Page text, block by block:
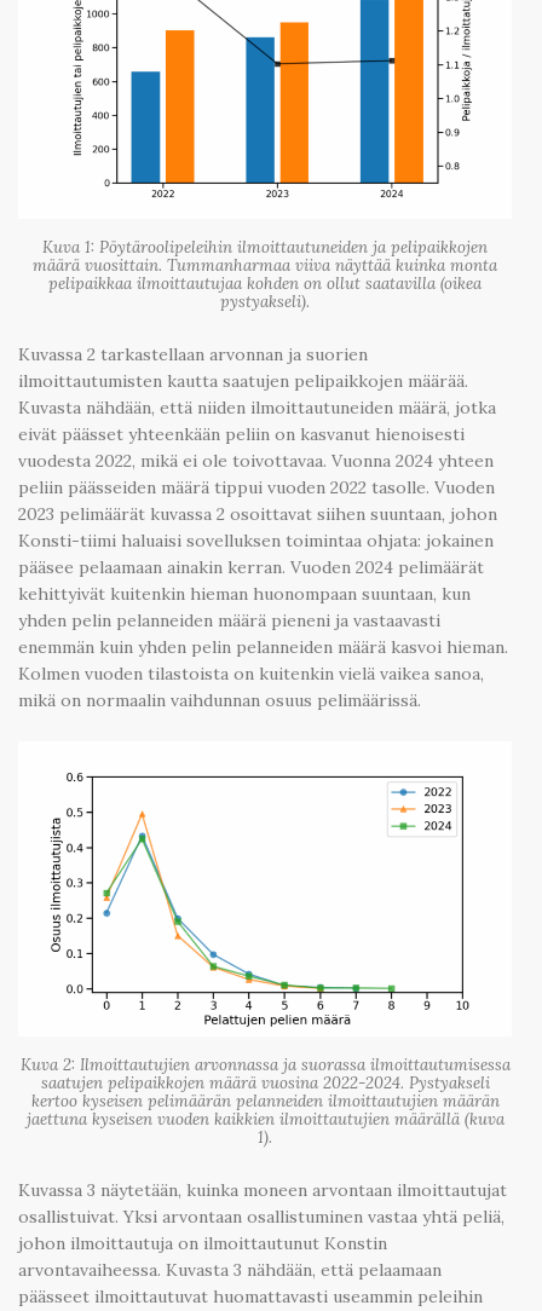
Kuva 1: Pöytäroolipeleihin ilmoittautuneiden ja pelipaikkojen
määrä vuosittain. Tummanharmaa viiva näyttää kuinka monta
pelipaikkaa ilmoittautujaa kohden on ollut saatavilla (oikea
pystyakseli).
Kuvassa 2 tarkastellaan arvonnan ja suorien
ilmoittautumisten kautta saatujen pelipaikkojen määrää.
Kuvasta nähdään, että niiden ilmoittautuneiden määrä, jotka
eivät päässet yhteenkään peliin on kasvanut hienoisesti
vuodesta 2022, mikä ei ole toivottavaa. Vuonna 2024 yhteen
peliin päässeiden määrä tippui vuoden 2022 tasolle. Vuoden
2023 pelimäärät kuvassa 2 osoittavat siihen suuntaan, johon
Konsti-tiimi haluaisi sovelluksen toimintaa ohjata: jokainen
pääsee pelaamaan ainakin kerran. Vuoden 2024 pelimäärät
kehittyivät kuitenkin hieman huonompaan suuntaan, kun
yhden pelin pelanneiden määrä pieneni ja vastaavasti
enemmän kuin yhden pelin pelanneiden määrä kasvoi hieman.
Kolmen vuoden tilastoista on kuitenkin vielä vaikea sanoa,
mikä on normaalin vaihdunnan osuus pelimäärissä.
Kuva 2: Ilmoittautujien arvonnassa ja suorassa ilmoittautumisessa
saatujen pelipaikkojen määrä vuosina 2022-2024. Pystyakseli
kertoo kyseisen pelimäärän pelanneiden ilmoittautujien määrän
jaettuna kyseisen vuoden kaikkien ilmoittautujien määrällä (kuva
1).
Kuvassa 3 näytetään, kuinka moneen arvontaan ilmoittautujat
osallistuivat. Yksi arvontaan osallistuminen vastaa yhtä peliä,
johon ilmoittautuja on ilmoittautunut Konstin
arvontavaiheessa. Kuvasta 3 nähdään, että pelaamaan
päässeet ilmoittautuvat huomattavasti useammin peleihin